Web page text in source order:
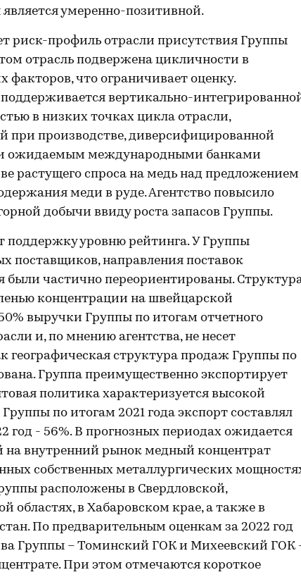
умеренно-позитивной.
риск-профиль отрасли присутствия Группы
отрасль подвержена цикличности в
факторов, что ограничивает оценку.
вертикально-
в низких точках цикла отрасли,
при производстве, диверсифицированной
и ожидаемым международными банками
растущего спроса на медь над предложением
меди в руде. Агентство повысило
добычи ввиду роста запасов Группы.
поддержку уровню рейтинга. У Группы
поставщиков, направления поставок
частично переориентированы.
концентрации на швейцарской
выручки Группы по итогам отчетного
и, по мнению агентства, не несет
географическая структура продаж Группы по
Группа преимущественно экспортирует
политика характеризуется высокой
по итогам 2021 года экспорт составлял
год - 56%. В прогнозных периодах ожидается
на внутренний рынок медный концентрат
собственных металлургических
расположены в Свердловской,
областях, в Хабаровском крае, а также в
По предварительным оценкам за 2022 год
Группы – Томинский ГОК и Михеевский ГОК
При этом отмечаются короткое